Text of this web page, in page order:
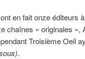
en fait onze éditeurs
chaînes « originales »,
Troisième Oeil
.